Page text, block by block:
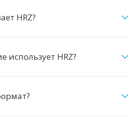
HRZ?
использует HRZ?